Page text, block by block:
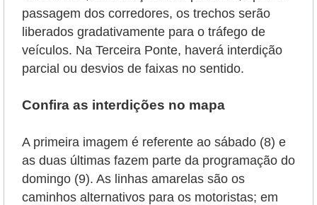
passagem dos corredores, os trechos serão
liberados gradativamente para o tráfego de
veículos. Na Terceira Ponte, haverá interdição
parcial ou desvios de faixas no sentido.
Confira as interdições no mapa
A primeira imagem é referente ao sábado (8) e
as duas últimas fazem parte da programação do
domingo (9). As linhas amarelas são os
caminhos alternativos para os motoristas; em